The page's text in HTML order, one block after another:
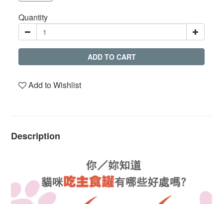
Quantity
ADD TO CART
Add to Wishlist
Description